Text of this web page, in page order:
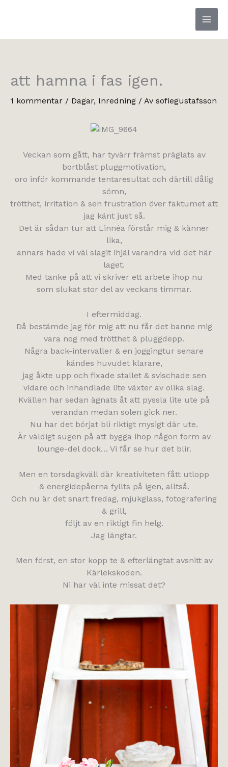
att hamna i fas igen.
1 kommentar / Dagar, Inredning / Av sofiegustafsson
Veckan som gått, har tyvärr främst präglats av
bortblåst pluggmotivation,
oro inför kommande tentaresultat och därtill dålig
sömn,
trötthet, irritation & sen frustration över faktumet att
jag känt just så.
Det är sådan tur att Linnéa förstår mig & känner
lika,
annars hade vi väl slagit ihjäl varandra vid det här
laget.
Med tanke på att vi skriver ett arbete ihop nu
som slukat stor del av veckans timmar.
I eftermiddag.
Då bestämde jag för mig att nu får det banne mig
vara nog med trötthet & pluggdepp.
Några back-intervaller & en joggingtur senare
kändes huvudet klarare,
jag åkte upp och fixade stallet & svischade sen
vidare och inhandlade lite växter av olika slag.
Kvällen har sedan ägnats åt att pyssla lite ute på
verandan medan solen gick ner.
Nu har det börjat bli riktigt mysigt där ute.
Är väldigt sugen på att bygga ihop någon form av
lounge-del dock… Vi får se hur det blir.
Men en torsdagkväll där kreativiteten fått utlopp
& energidepåerna fyllts på igen, alltså.
Och nu är det snart fredag, mjukglass, fotografering
& grill,
följt av en riktigt fin helg.
Jag längtar.
Men först, en stor kopp te & efterlängtat avsnitt av
Kärlekskoden.
Ni har väl inte missat det?